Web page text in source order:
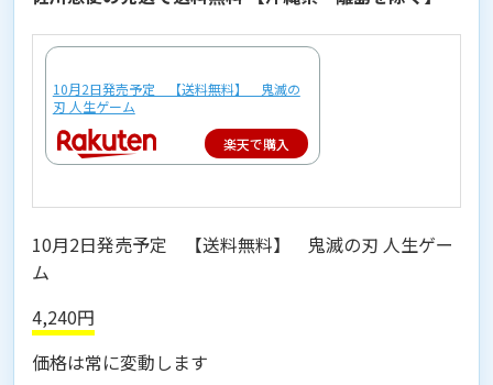
10月2日発売予定 【送料無料】 鬼滅の
刃 人生ゲーム
楽天で購入
10月2日発売予定 【送料無料】 鬼滅の刃 人生ゲー
ム
4,240円
価格は常に変動します